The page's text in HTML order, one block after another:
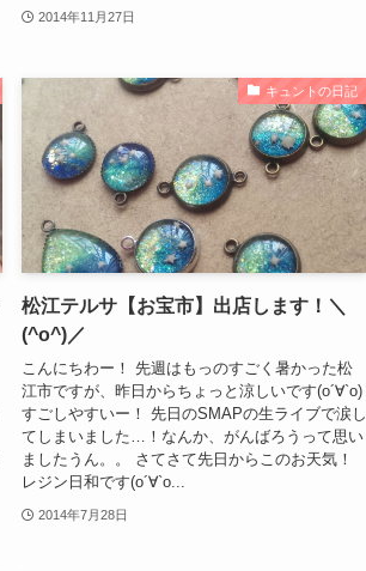
2014年11月27日
キュントの日記
松江テルサ【お宝市】出店します！＼
(^o^)／
こんにちわー！ 先週はもっのすごく暑かった松
江市ですが、昨日からちょっと涼しいです(о´∀`о)
すごしやすいー！ 先日のSMAPの生ライブで涙し
てしまいました…！なんか、がんばろうって思い
ましたうん。。 さてさて先日からこのお天気！
レジン日和です(о´∀`о...
2014年7月28日